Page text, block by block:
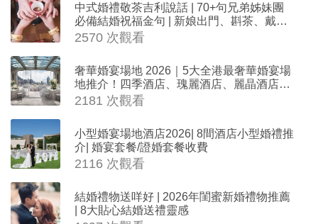
中式婚禮敬茶吉利說話 | 70+句兄弟姊妹團
必備結婚祝福金句 | 新娘出門、斟茶、戴金
器時金句
2570 次觀看
奢華婚宴場地 2026｜5大全港最奢華婚宴場
地推介！四季酒店、瑰麗酒店、麗晶酒店、
Cloud 39、合和酒店 打造夢幻氣派婚禮
2181 次觀看
小型婚宴場地酒店2026| 8間酒店小型婚禮推
介| 婚宴套餐/證婚套餐收費
2116 次觀看
結婚禮物送咩好 | 2026年閨蜜新婚禮物推薦
| 8大貼心結婚送禮靈感